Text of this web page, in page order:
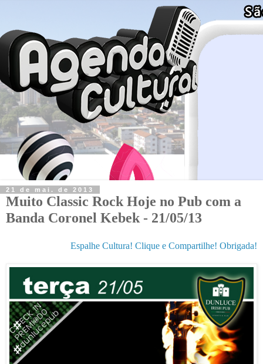
21 de mai. de 2013
Muito Classic Rock Hoje no Pub com a
Banda Coronel Kebek - 21/05/13
Espalhe Cultura! Clique e Compartilhe! Obrigada!